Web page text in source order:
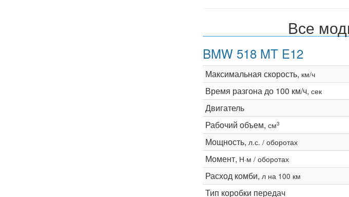
Все
BMW 518 MT E12
Максимальная скорость, км/ч
Время разгона до 100 км/ч, сек
Двигатель
Рабочий объем, см3
Мощность, л.с. / оборотах
Момент, Н·м / оборотах
Расход комби, л на 100 км
Тип коробки передач